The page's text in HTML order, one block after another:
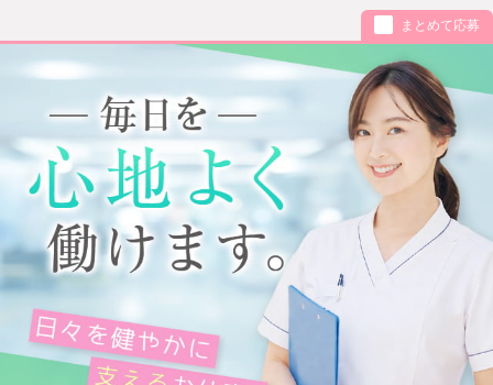
まとめて応募